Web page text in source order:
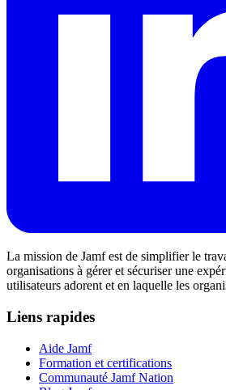
La mission de Jamf est de simplifier le
organisations à gérer et sécuriser une
utilisateurs adorent et en laquelle les
Liens rapides
Aide Jamf
Formation et certifications
Communauté Jamf Nation